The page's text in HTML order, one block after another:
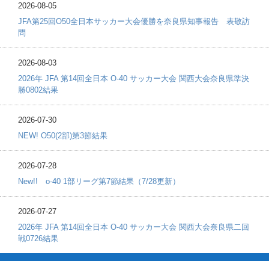
2026-08-05
JFA第25回O50全日本サッカー大会優勝を奈良県知事報告 表敬訪
問
2026-08-03
2026年 JFA 第14回全日本 O-40 サッカー大会 関西大会奈良県準決
勝0802結果
2026-07-30
NEW! O50(2部)第3節結果
2026-07-28
New!! o-40 1部リーグ第7節結果（7/28更新）
2026-07-27
2026年 JFA 第14回全日本 O-40 サッカー大会 関西大会奈良県二回
戦0726結果